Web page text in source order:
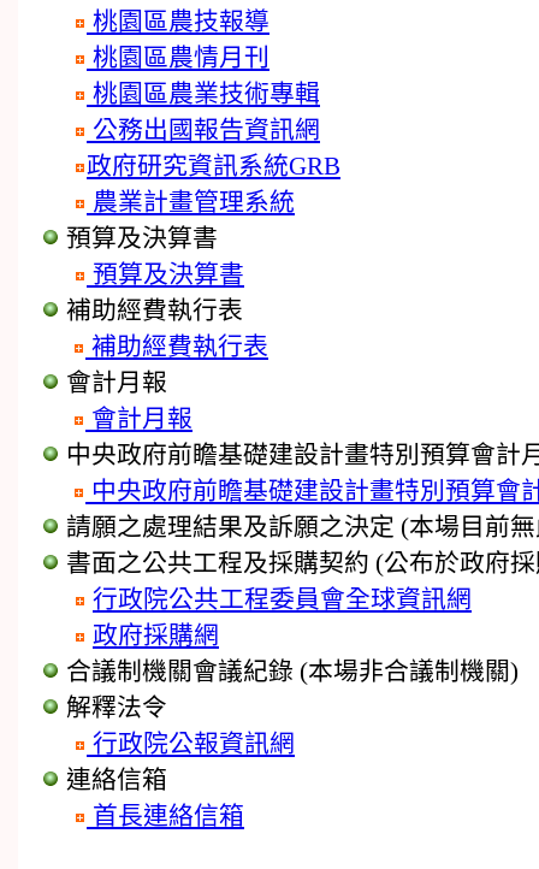
桃園區農技報導
桃園區農情月刊
桃園區農業技術專輯
公務出國報告資訊網
政府研究資訊系統GRB
農業計畫管理系統
預算及決算書
預算及決算書
補助經費執行表
補助經費執行表
會計月報
會計月報
中央政府前瞻基礎建設計畫特別預算會計
中央政府前瞻基礎建設計畫特別預算會
請願之處理結果及訴願之決定 (本場目前
書面之公共工程及採購契約 (公布於政府
行政院公共工程委員會全球資訊網
政府採購網
合議制機關會議紀錄 (本場非合議制機關)
解釋法令
行政院公報資訊網
連絡信箱
首長連絡信箱